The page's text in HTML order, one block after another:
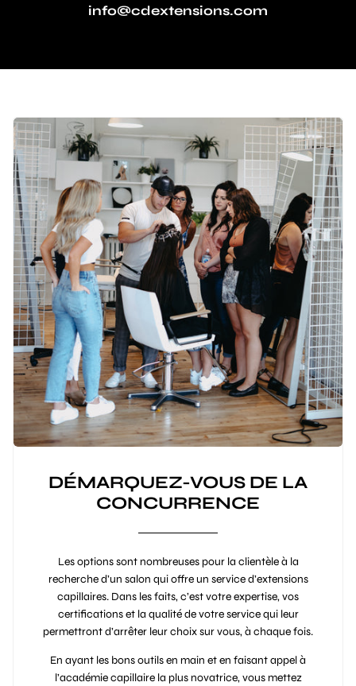
info@cdextensions.com
DÉMARQUEZ-VOUS DE LA
CONCURRENCE
Les options sont nombreuses pour la clientèle à la
recherche d’un salon qui offre un service d’extensions
capillaires. Dans les faits, c’est votre expertise, vos
certifications et la qualité de votre service qui leur
permettront d’arrêter leur choix sur vous, à chaque fois.
En ayant les bons outils en main et en faisant appel à
l’académie capillaire la plus novatrice, vous mettez